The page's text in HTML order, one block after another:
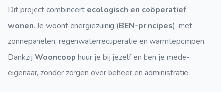
Dit project combineert ecologisch en coöperatief
wonen. Je woont energiezuinig (BEN-principes), met
zonnepanelen, regenwaterrecuperatie en warmtepompen.
Dankzij Wooncoop huur je bij jezelf en ben je mede-
eigenaar, zonder zorgen over beheer en administratie.